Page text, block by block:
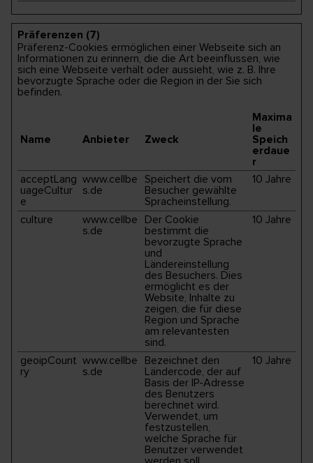
Präferenzen (7)
Präferenz-Cookies ermöglichen einer Webseite sich an
Informationen zu erinnern, die die Art beeinflussen, wie
sich eine Webseite verhält oder aussieht, wie z. B. Ihre
bevorzugte Sprache oder die Region in der Sie sich
befinden.
Name Anbieter Zweck
Maxima
le
Speich
erdaue
r
acceptLang
uageCultur
e
www.cellbe
s.de
Speichert die vom
Besucher gewählte
Spracheinstellung.
10 Jahre
culture
www.cellbe
s.de
Der Cookie
bestimmt die
bevorzugte Sprache
und
Ländereinstellung
des Besuchers. Dies
ermöglicht es der
Website, Inhalte zu
zeigen, die für diese
Region und Sprache
am relevantesten
sind.
10 Jahre
geoipCount
ry
www.cellbe
s.de
Bezeichnet den
Ländercode, der auf
Basis der IP-Adresse
des Benutzers
berechnet wird.
Verwendet, um
festzustellen,
welche Sprache für
Benutzer verwendet
10 Jahre